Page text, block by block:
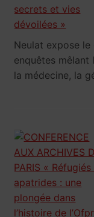
Neulat expose
enquêtes mêlant
la médecine, la